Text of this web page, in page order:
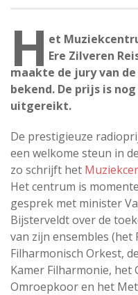
H et
Ere Zilveren
maakte de jury van
bekend. De prijs is
uitgereikt.
De prestigieuze
een welkome steun in
zo schrijft het
Het centrum is
gesprek met minister
Bijsterveldt over de
van zijn ensembles (het
Filharmonisch Orkest,
Kamer Filharmonie, het
Omroepkoor en het